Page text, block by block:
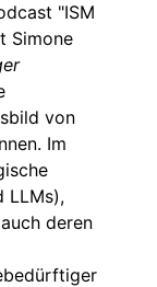
"ISM
Simone
von
Im
LLMs),
deren